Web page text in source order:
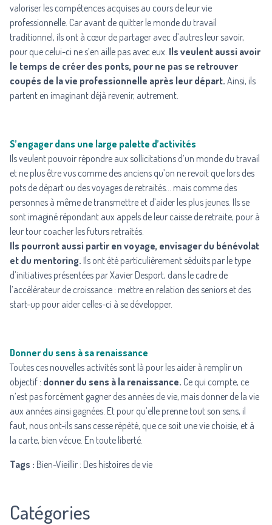
valoriser les compétences acquises au cours de leur vie
professionnelle. Car avant de quitter le monde du travail
traditionnel, ils ont à cœur de partager avec d’autres leur savoir,
pour que celui-ci ne s’en aille pas avec eux. Ils veulent aussi avoir
le temps de créer des ponts, pour ne pas se retrouver
coupés de la vie professionnelle après leur départ. Ainsi, ils
partent en imaginant déjà revenir, autrement.
S’engager dans une large palette d’activités
Ils veulent pouvoir répondre aux sollicitations d’un monde du travail
et ne plus être vus comme des anciens qu’on ne revoit que lors des
pots de départ ou des voyages de retraités… mais comme des
personnes à même de transmettre et d’aider les plus jeunes. Ils se
sont imaginé répondant aux appels de leur caisse de retraite, pour à
leur tour coacher les futurs retraités.
Ils pourront aussi partir en voyage, envisager du bénévolat
et du mentoring. Ils ont été particulièrement séduits par le type
d’initiatives présentées par Xavier Desport, dans le cadre de
l’accélérateur de croissance : mettre en relation des seniors et des
start-up pour aider celles-ci à se développer.
Donner du sens à sa renaissance
Toutes ces nouvelles activités sont là pour les aider à remplir un
objectif : donner du sens à la renaissance. Ce qui compte, ce
n’est pas forcément gagner des années de vie, mais donner de la vie
aux années ainsi gagnées. Et pour qu’elle prenne tout son sens, il
faut, nous ont-ils sans cesse répété, que ce soit une vie choisie, et à
la carte, bien vécue. En toute liberté.
Tags : Bien-Vieillir : Des histoires de vie
Catégories